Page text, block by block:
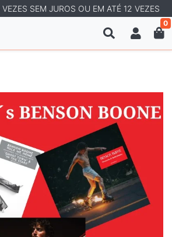
SEM JUROS OU EM ATÉ 12 VEZES
0